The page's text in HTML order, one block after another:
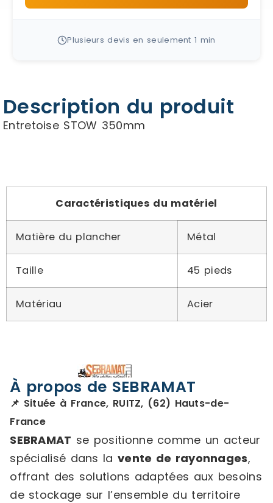
Plusieurs devis en seulement 1 min
Description du produit
Entretoise STOW 350mm
Caractéristiques du matériel
Matière du plancher Métal
Taille 45 pieds
Matériau Acier
À propos de SEBRAMAT
📌 Située à France, RUITZ, (62) Hauts-de-
France
SEBRAMAT se positionne comme un acteur
spécialisé dans la vente de rayonnages,
offrant des solutions adaptées aux besoins
de stockage sur l’ensemble du territoire